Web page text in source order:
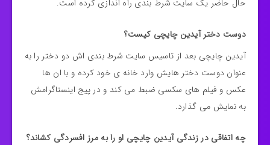
حال حاضر یک سایت شرط بندی راه اندازی کرده است.
دوست دختر آیدین چایچی کیست؟
آیدین چایچی بعد از تاسیس سایت شرط بندی اش دو دختر را به
عنوان دوست دختر هایش وارد خانه ی خود کرده و با ان ها
عکس و فیلم های سکسی ضبط می کند و در پیج اینستاگرامش
به نمایش می گذارد.
چه اتفاقی در زندگی آیدین چایچی او را به مرز افسردگی کشاند؟